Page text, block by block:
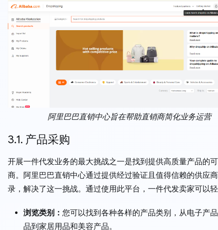
阿里巴巴直销中心旨在帮助直销商简化业务运营
3.1. 产品采购
开展一件代发业务的最大挑战之一是找到提供高质量产品的
商。阿里巴巴直销中心通过提供经过验证且值得信赖的供应
录，解决了这一挑战。通过使用此平台，一件代发卖家可以
浏览类别： 您可以找到各种各样的产品类别，从电子产
品到家居用品和美容产品。